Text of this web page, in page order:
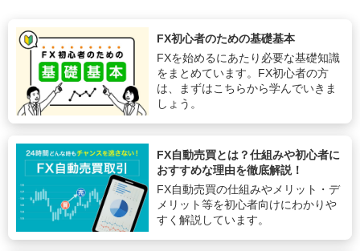
FX初心者のための基礎基本
FXを始めるにあたり必要な基礎知識
をまとめています。FX初心者の方
は、まずはこちらから学んでいきま
しょう。
FX自動売買とは？仕組みや初心者に
おすすめな理由を徹底解説！
FX自動売買の仕組みやメリット・デ
メリット等を初心者向けにわかりや
すく解説しています。